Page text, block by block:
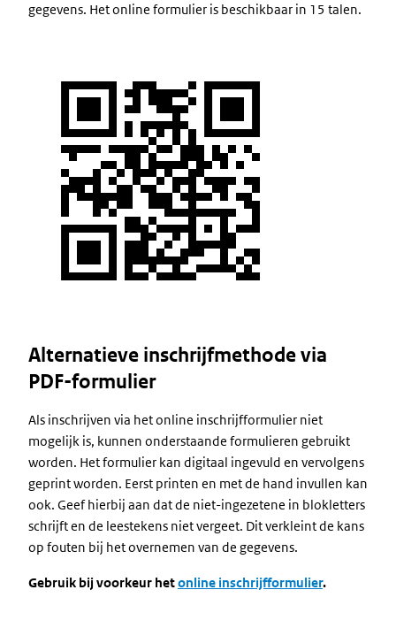
gegevens. Het online formulier is beschikbaar in 15 talen.
Alternatieve inschrijfmethode via
PDF-formulier
Als inschrijven via het online inschrijfformulier niet
mogelijk is, kunnen onderstaande formulieren gebruikt
worden. Het formulier kan digitaal ingevuld en vervolgens
geprint worden. Eerst printen en met de hand invullen kan
ook. Geef hierbij aan dat de niet-ingezetene in blokletters
schrijft en de leestekens niet vergeet. Dit verkleint de kans
op fouten bij het overnemen van de gegevens.
Gebruik bij voorkeur hetonline inschrijfformulier.